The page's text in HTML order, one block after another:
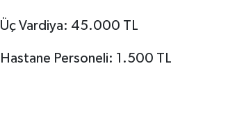
Üç Vardiya: 45.000 TL
Hastane Personeli: 1.500 TL